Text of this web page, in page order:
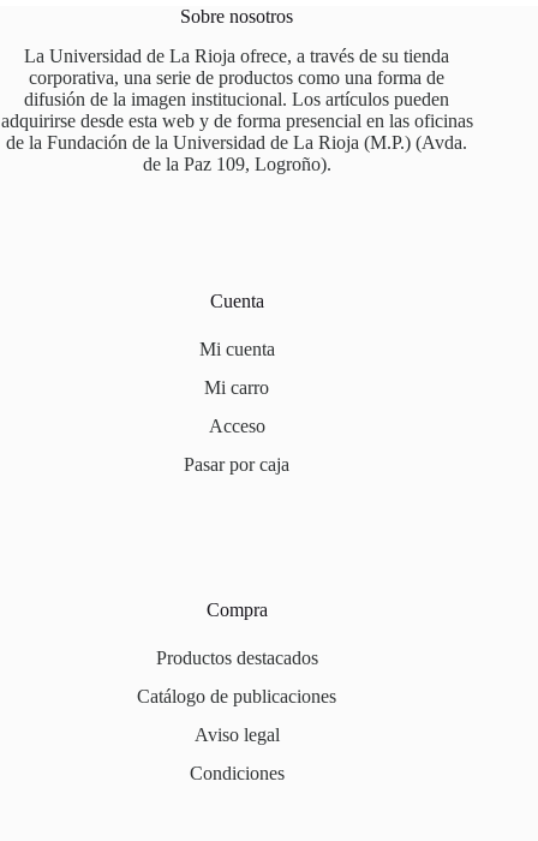
Sobre nosotros
La Universidad de La Rioja ofrece, a través de su tienda
corporativa, una serie de productos como una forma de
difusión de la imagen institucional. Los artículos pueden
adquirirse desde esta web y de forma presencial en las oficinas
de la Fundación de la Universidad de La Rioja (M.P.) (Avda.
de la Paz 109, Logroño).
Cuenta
Mi cuenta
Mi carro
Acceso
Pasar por caja
Compra
Productos destacados
Catálogo de publicaciones
Aviso legal
Condiciones